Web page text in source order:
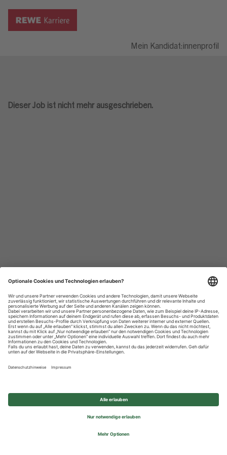
Mein Kandidat:innenprofil
Dieser Job ist nicht mehr ausgeschrieben.
Datenschutzhinweise
Impressum
Privatsphäre-Einstellungen
© 2026 REWE Group - All rights reserved